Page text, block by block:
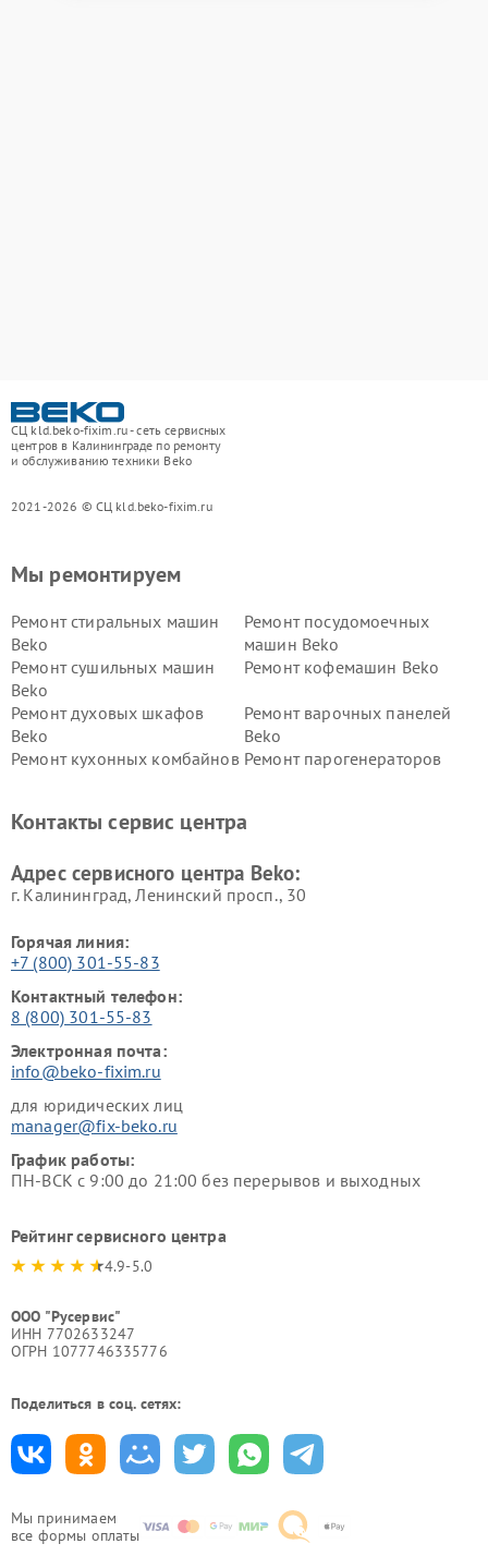
СЦ kld.beko-fixim.ru - сеть сервисных
центров в Калининграде по ремонту
и обслуживанию техники Beko
2021-2026 © СЦ kld.beko-fixim.ru
Мы принимаем
все формы оплаты
Мы ремонтируем
Ремонт стиральных машин
Beko
Ремонт посудомоечных
машин Beko
Ремонт сушильных машин
Beko
Ремонт кофемашин Beko
Ремонт духовых шкафов
Beko
Ремонт варочных панелей
Beko
Ремонт кухонных комбайнов Ремонт парогенераторов
Ремонт холодильников Beko Ремонт морозильных камер
Контакты сервис центра
Адрес сервисного центра Beko:
г. Калининград, Ленинский просп., 30
Горячая линия:
+7 (800) 301-55-83
Контактный телефон:
8 (800) 301-55-83
Электронная почта:
info@beko-fixim.ru
для юридических лиц
manager@fix-beko.ru
График работы:
ПН-ВСК с 9:00 до 21:00 без перерывов и выходных
Рейтинг сервисного центра
4.9-5.0
ООО "Русервис"
ИНН 7702633247
ОГРН 1077746335776
Поделиться в соц. сетях: